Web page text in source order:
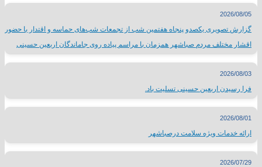
2026/08/05
گزارش تصویری یکصدو پنجاه هفتمین شب از تجمعات شب‌های حماسه و اقتدار با حضور
اقشار مختلف مردم صباشهر همزمان با مراسم پیاده روی جاماندگان اربعین حسینی
2026/08/03
فرا رسیدن اربعین حسینی تسلیت باد.
2026/08/01
ارائه خدمات ویژه سلامت درصباشهر
2026/07/29